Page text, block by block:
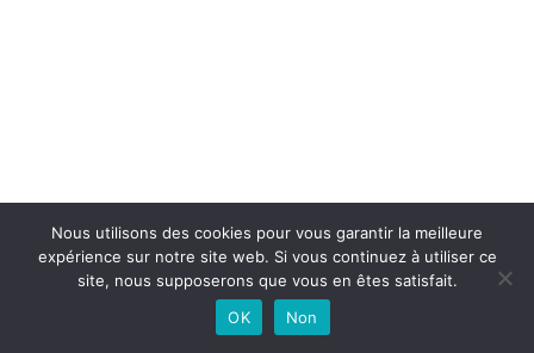
Nous utilisons des cookies pour vous garantir la meilleure
expérience sur notre site web. Si vous continuez à utiliser ce
site, nous supposerons que vous en êtes satisfait.
OK
Non